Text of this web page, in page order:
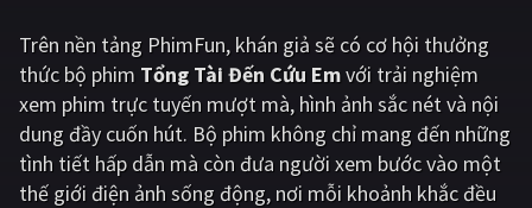
Bí ẩn Lịch sử
Viễn Tây Tiểu sử
GameShow DramaTV
QUỐC GIA
Trên nền tảng PhimFun, khán giả sẽ có cơ hội thưởng
thức bộ phim Tổng Tài Đến Cứu Emvới trải nghiệm
xem phim trực tuyến mượt mà, hình ảnh sắc nét và nội
dung đầy cuốn hút. Bộ phim không chỉ mang đến những
tình tiết hấp dẫn mà còn đưa người xem bước vào một
thế giới điện ảnh sống động, nơi mỗi khoảnh khắc đều